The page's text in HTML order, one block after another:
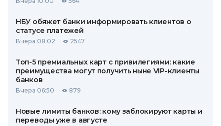
НБУ обяжет банки информировать клиентов о
статусе платежей
Вчера 08:02 2547
Топ-5 премиальных карт с привилегиями: какие
преимущества могут получить ныне VIP-клиенты
банков
Вчера 06:50 879
Новые лимиты банков: кому заблокируют карты и
переводы уже в августе